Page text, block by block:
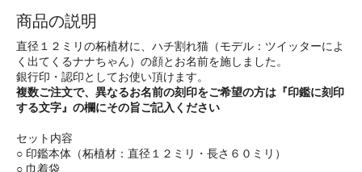
商品の説明
直径１２ミリの柘植材に、ハチ割れ猫（モデル：ツイッターによ
く出てくるナナちゃん）の顔とお名前を施しました。
銀行印・認印としてお使い頂けます。
複数ご注文で、異なるお名前の刻印をご希望の方は『印鑑に刻印
する文字』の欄にその旨ご記入ください
セット内容
○ 印鑑本体（柘植材：直径１２ミリ・長さ６０ミリ）
○ 巾着袋